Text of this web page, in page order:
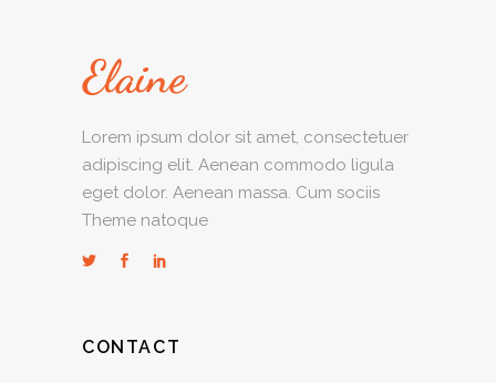
Lorem ipsum dolor sit amet, consectetuer
adipiscing elit. Aenean commodo ligula
eget dolor. Aenean massa. Cum sociis
Theme natoque
CONTACT